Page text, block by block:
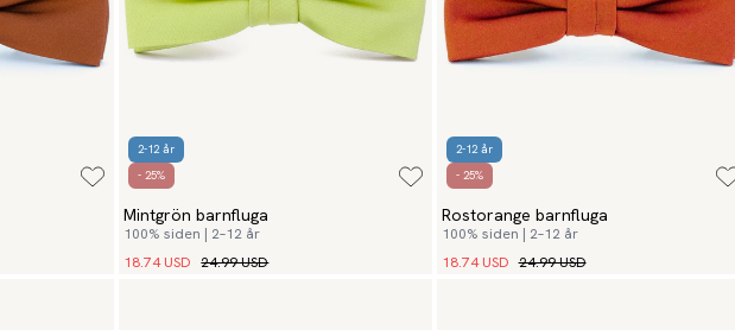
2-12 år
- 25%
Mintgrön barnfluga
100% siden | 2–12 år
18.74 USD 24.99 USD
2-12 år
- 25%
Rostorange barnfluga
100% siden | 2–12 år
18.74 USD 24.99 USD